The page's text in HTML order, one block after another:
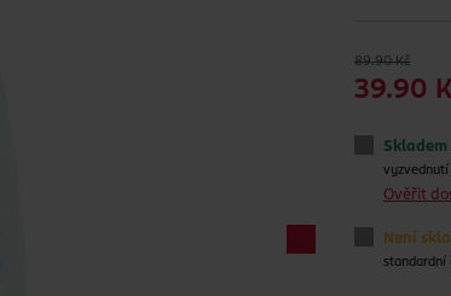
89.90 Kč
39.90
Skladem
Ověřit
Není
standardní